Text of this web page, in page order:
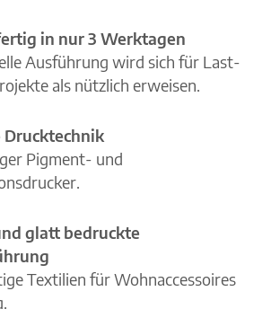
in nur 3 Werktagen
Ausführung wird sich für Last-
als nützlich erweisen.
Drucktechnik
Pigment- und
glatt bedruckte
Textilien für Wohnaccessoires